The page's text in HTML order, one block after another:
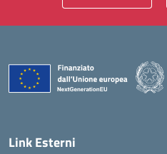
Link Esterni